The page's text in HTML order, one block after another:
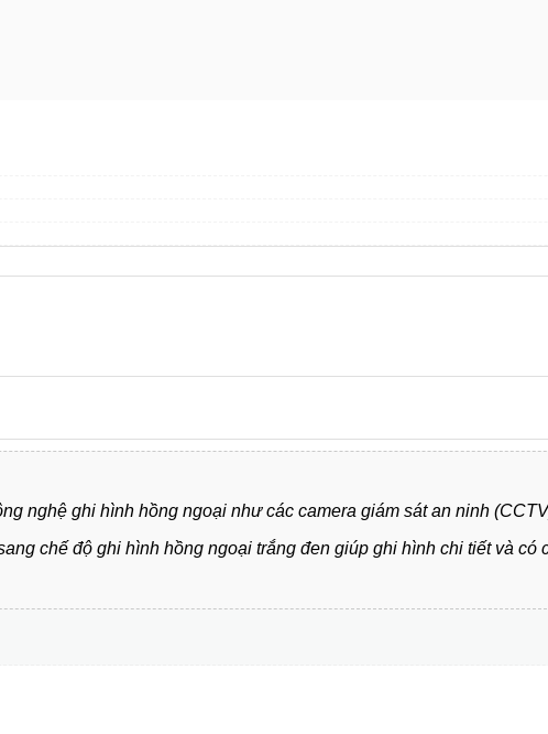
nghệ ghi hình hồng ngoại như các camera giám sát an ninh
chế độ ghi hình hồng ngoại trắng đen giúp ghi hình chi tiết và có